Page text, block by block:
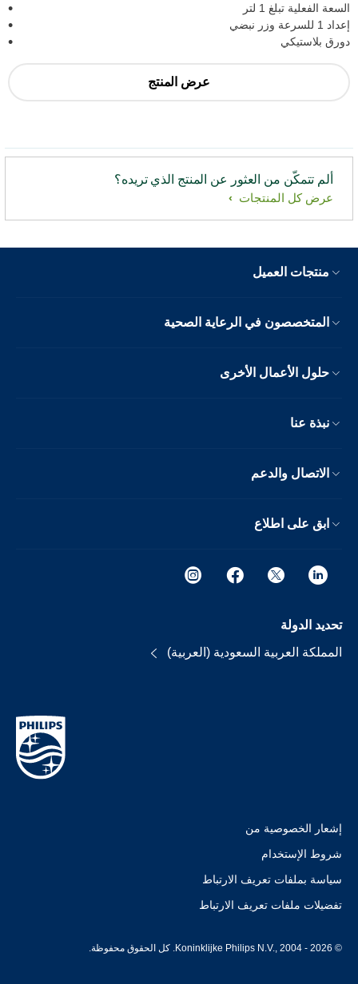
السعة الفعلية تبلغ 1 لتر
إعداد 1 للسرعة وزر نبضي
دورق بلاستيكي
عرض المنتج
ألم تتمكّن من العثور عن المنتج الذي تريده؟
عرض كل المنتجات
منتجات العميل
المتخصصون في الرعاية الصحية
حلول الأعمال الأخرى
نبذة عنا
الاتصال والدعم
ابق على اطلاع
تحديد الدولة
المملكة العربية السعودية (العربية)
إشعار الخصوصية من
شروط الإستخدام
سياسة بملفات تعريف الارتباط
تفضيلات ملفات تعريف الارتباط
© Koninklijke Philips N.V., 2004 - 2026. كل الحقوق محفوظة.